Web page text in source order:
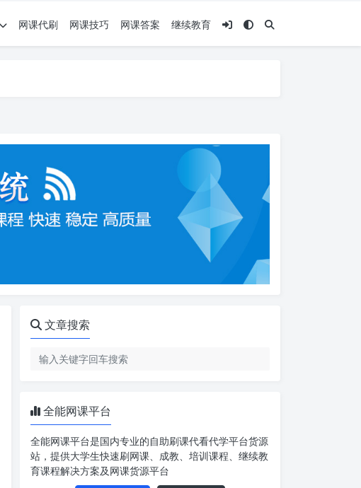
网课代刷 网课技巧 网课答案 继续教育
文章搜索
全能网课平台
全能网课平台是国内专业的自助刷课代看代学平台货源
站，提供大学生快速刷网课、成教、培训课程、继续教
育课程解决方案及网课货源平台